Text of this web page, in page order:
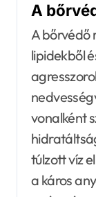
A
A bőrvédő
lipidekből
vonalként
túlzott víz
a káros